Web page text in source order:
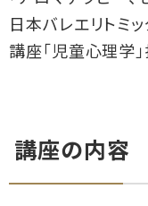
日本バレエリトミ
講座「児童心理学
講座の内容